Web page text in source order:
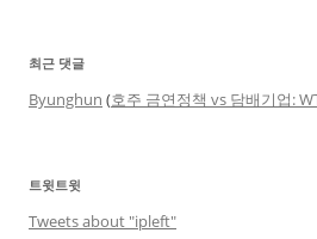
최근 댓글
Byunghun (호주 금연정책 vs 담배기업:
트윗트윗
Tweets about "ipleft"